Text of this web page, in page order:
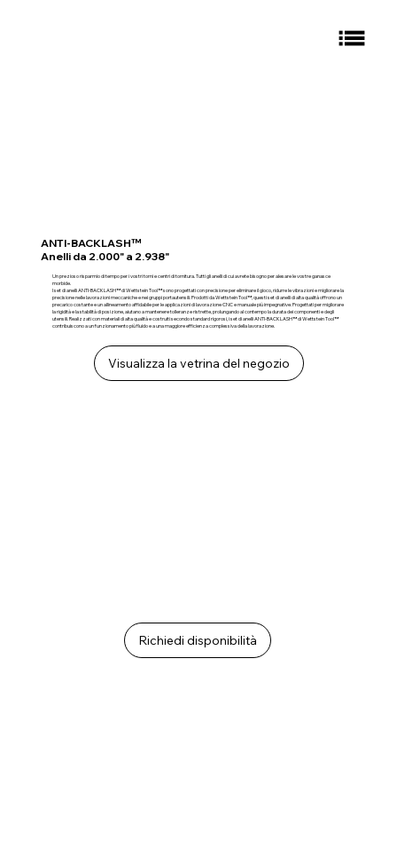
ANTI-BACKLASH™
Anelli da 2.000" a 2.938"
Un prezioso risparmio di tempo per i vostri torni e centri di tornitura. Tutti gli anelli di cui avrete bisogno per alesare le vostre ganasce
morbide.
I set di anelli ANTI-BACKLASH™ di Wettstein Tool™ sono progettati con precisione per eliminare il gioco, ridurre le vibrazioni e migliorare la
precisione nelle lavorazioni meccaniche e nei gruppi portautensili. Prodotti da Wettstein Tool™, questi set di anelli di alta qualità offrono un
precarico costante e un allineamento affidabile per le applicazioni di lavorazione CNC e manuale più impegnative. Progettati per migliorare
la rigidità e la stabilità di posizione, aiutano a mantenere tolleranze ristrette, prolungando al contempo la durata dei componenti e degli
utensili. Realizzati con materiali di alta qualità e costruiti secondo standard rigorosi, i set di anelli ANTI-BACKLASH™ di Wettstein Tool™
contribuiscono a un funzionamento più fluido e a una maggiore efficienza complessiva della lavorazione.
Visualizza la vetrina del negozio
Richiedi disponibilità